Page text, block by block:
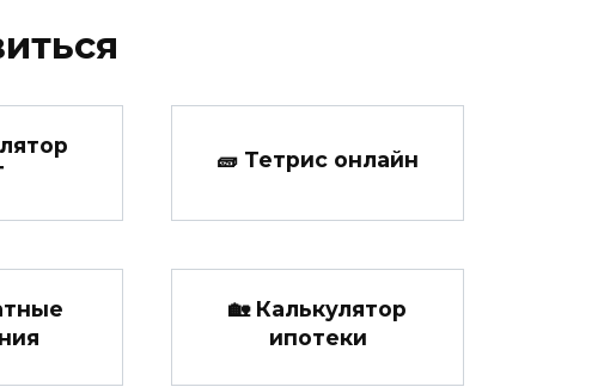
🧱 Тетрис онлайн
🏡 Калькулятор
ипотеки